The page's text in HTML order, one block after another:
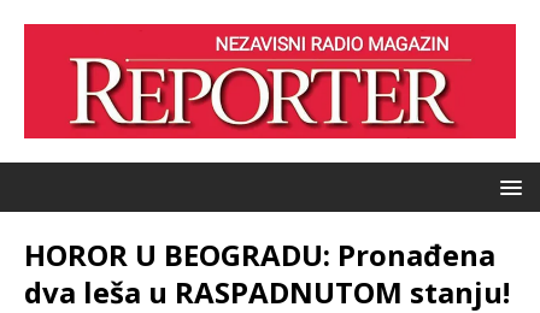
HOROR U BEOGRADU: Pronađena
dva leša u RASPADNUTOM stanju!